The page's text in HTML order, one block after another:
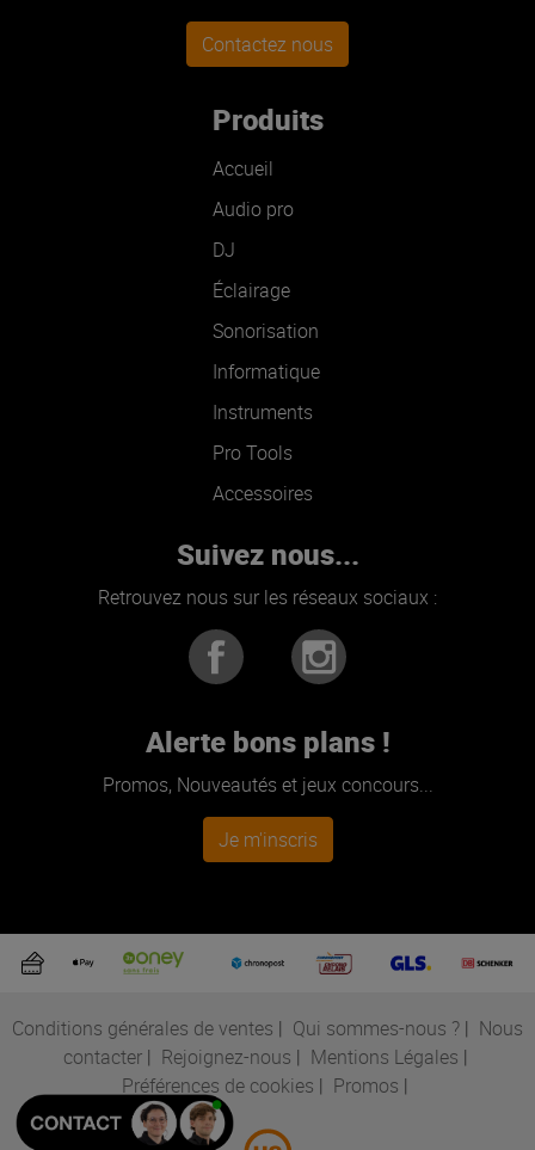
Contactez nous
Produits
Accueil
Audio pro
DJ
Éclairage
Sonorisation
Informatique
Instruments
Pro Tools
Accessoires
Suivez nous...
Retrouvez nous sur les réseaux sociaux :
Alerte bons plans !
Promos, Nouveautés et jeux concours...
Je m'inscris
Conditions générales de ventes | Qui sommes-nous ? | Nous
contacter| Rejoignez-nous | Mentions Légales |
Préférences de cookies | Promos |